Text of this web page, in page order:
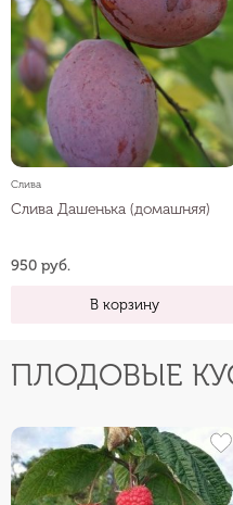
Слива
Слива Дашенька (домашняя)
950 руб.
В корзину
ПЛОДОВЫЕ